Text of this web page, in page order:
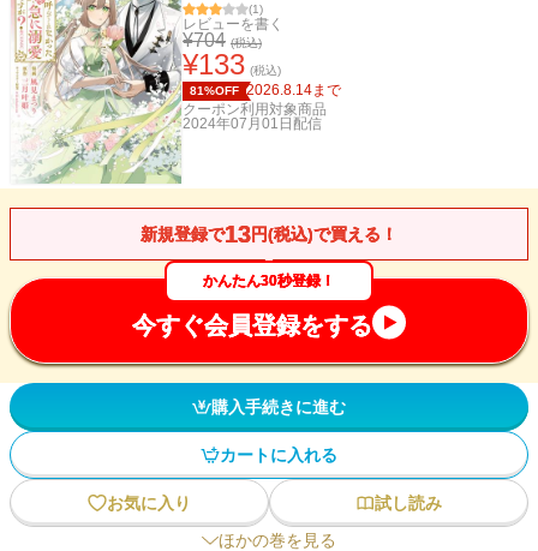
(1)
レビューを書く
¥704 (税込)
¥133 (税込)
81%OFF 2026.8.14まで
クーポン利用対象商品
2024年07月01日 配信
新規登録で13円(税込)で買える！
かんたん30秒登録！
今すぐ会員登録をする
購入手続きに進む
カートに入れる
お気に入り
試し読み
ほかの巻を見る